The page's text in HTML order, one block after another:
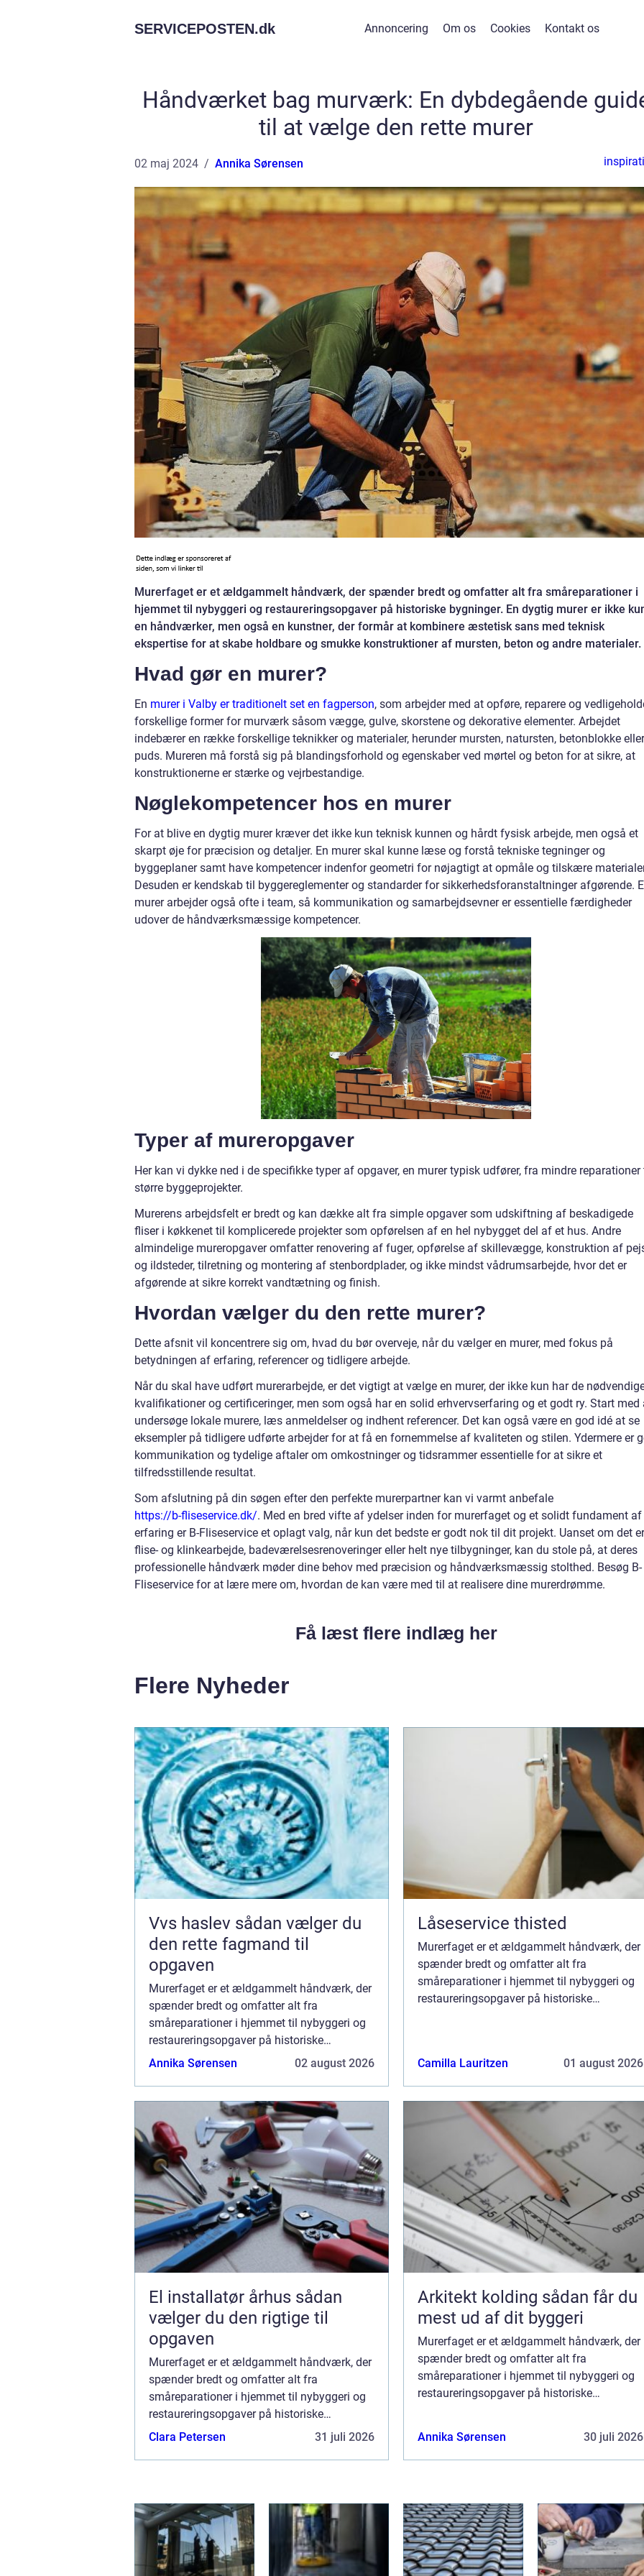
SERVICEPOSTEN.dk Annoncering Om os Cookies Kontakt os
Håndværket bag murværk: En dybdegående
til at vælge den rette murer
02 maj 2024 Annika Sørensen
Murerfaget er et ældgammelt håndværk, der spænder bredt og omfatter alt fra småreparationer i
hjemmet til nybyggeri og restaureringsopgaver på historiske bygninger. En dygtig murer er ikke
en håndværker, men også en kunstner, der formår at kombinere æstetisk sans med teknisk
ekspertise for at skabe holdbare og smukke konstruktioner af mursten, beton og andre materialer.
Hvad gør en murer?
En murer i Valby er traditionelt set en fagperson, som arbejder med at opføre, reparere og
forskellige former for murværk såsom vægge, gulve, skorstene og dekorative elementer. Arbejdet
indebærer en række forskellige teknikker og materialer, herunder mursten, natursten, betonblokke eller
puds. Mureren må forstå sig på blandingsforhold og egenskaber ved mørtel og beton for at sikre, at
konstruktionerne er stærke og vejrbestandige.
Nøglekompetencer hos en murer
For at blive en dygtig murer kræver det ikke kun teknisk kunnen og hårdt fysisk arbejde, men også et
skarpt øje for præcision og detaljer. En murer skal kunne læse og forstå tekniske tegninger og
byggeplaner samt have kompetencer indenfor geometri for nøjagtigt at opmåle og tilskære
Desuden er kendskab til byggereglementer og standarder for sikkerhedsforanstaltninger afgørende.
murer arbejder også ofte i team, så kommunikation og samarbejdsevner er essentielle færdigheder
udover de håndværksmæssige kompetencer.
Typer af mureropgaver
Her kan vi dykke ned i de specifikke typer af opgaver, en murer typisk udfører, fra mindre reparationer
større byggeprojekter.
Murerens arbejdsfelt er bredt og kan dække alt fra simple opgaver som udskiftning af beskadigede
fliser i køkkenet til komplicerede projekter som opførelsen af en hel nybygget del af et hus. Andre
almindelige mureropgaver omfatter renovering af fuger, opførelse af skillevægge, konstruktion af
og ildsteder, tilretning og montering af stenbordplader, og ikke mindst vådrumsarbejde, hvor det er
afgørende at sikre korrekt vandtætning og finish.
Hvordan vælger du den rette murer?
Dette afsnit vil koncentrere sig om, hvad du bør overveje, når du vælger en murer, med fokus på
betydningen af erfaring, referencer og tidligere arbejde.
Når du skal have udført murerarbejde, er det vigtigt at vælge en murer, der ikke kun har de
kvalifikationer og certificeringer, men som også har en solid erhvervserfaring og et godt ry. Start med
undersøge lokale murere, læs anmeldelser og indhent referencer. Det kan også være en god idé at se
eksempler på tidligere udførte arbejder for at få en fornemmelse af kvaliteten og stilen. Ydermere er
kommunikation og tydelige aftaler om omkostninger og tidsrammer essentielle for at sikre et
tilfredsstillende resultat.
Som afslutning på din søgen efter den perfekte murerpartner kan vi varmt anbefale
https://b-fliseservice.dk/. Med en bred vifte af ydelser inden for murerfaget og et solidt fundament af
erfaring er B-Fliseservice et oplagt valg, når kun det bedste er godt nok til dit projekt. Uanset om det
flise- og klinkearbejde, badeværelsesrenoveringer eller helt nye tilbygninger, kan du stole på, at deres
professionelle håndværk møder dine behov med præcision og håndværksmæssig stolthed. Besøg B-
Fliseservice for at lære mere om, hvordan de kan være med til at realisere dine murerdrømme.
Få læst flere indlæg her
Flere Nyheder
Vvs haslev sådan vælger du
den rette fagmand til
opgaven
Murerfaget er et ældgammelt håndværk, der
spænder bredt og omfatter alt fra
småreparationer i hjemmet til nybyggeri og
restaureringsopgaver på historiske
bygninger. En dygtig murer er ikke kun en
Annika Sørensen 02 august 2026
Låseservice thisted
Murerfaget er et ældgammelt håndværk, der
spænder bredt og omfatter alt fra
småreparationer i hjemmet til nybyggeri og
restaureringsopgaver på historiske
Camilla Lauritzen
01 august 2026
El installatør århus sådan
vælger du den rigtige til
opgaven
Murerfaget er et ældgammelt håndværk, der
spænder bredt og omfatter alt fra
småreparationer i hjemmet til nybyggeri og
restaureringsopgaver på historiske
bygninger. En dygtig murer er ikke kun en
Clara Petersen 31 juli 2026
Arkitekt kolding sådan får du
mest ud af dit byggeri
Murerfaget er et ældgammelt håndværk, der
spænder bredt og omfatter alt fra
småreparationer i hjemmet til nybyggeri og
restaureringsopgaver på historiske
formår at kombin...
Annika Sørensen 30 juli 2026